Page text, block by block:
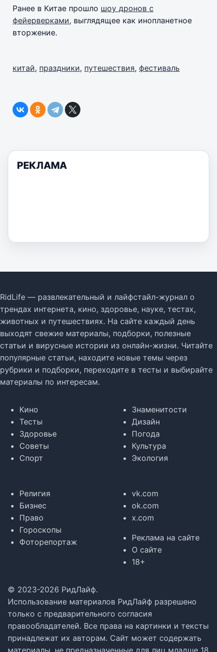
Ранее в Китае прошло шоу дронов с
фейерверками, выглядящее как инопланетное
вторжение.
китай, праздники, путешествия, фестиваль
РЕКЛАМА
RidLife — развлекательный и лайфстайл-журнал о
трендах интернета, кино, здоровье, науке, тестах,
животных и путешествиях. На сайте каждый день
выходят свежие материалы, подборки, полезные
статьи и вирусные истории из онлайн-жизни. Читайте
популярные статьи, находите новые темы через
рубрики и подборки, переходите в тесты и выбирайте
материалы по интересам.
Кино
Тесты
Здоровье
Советы
Спорт
Знаменитости
Дизайн
Погода
Культура
Экология
Религия
Бизнес
Право
Гороскопы
Фоторепортаж
vk.com
ok.com
x.com
Реклама на сайте
О сайте
18+
© 2023-2026 РидЛайф.
Использование материалов РидЛайф разрешено
только с предварительного согласия
правообладателей. Все права на картинки и тексты
принадлежат их авторам. Сайт может содержать
материалы, не предназначенные для лиц младше 18